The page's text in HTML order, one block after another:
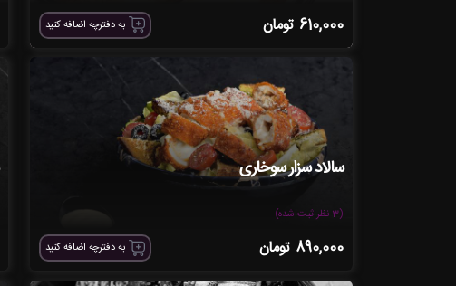
610,000 تومان به دفترچه اضافه کنید
سالاد سزار سوخاری
(3 نظر ثبت شده)
890,000 تومان به دفترچه اضافه کنید